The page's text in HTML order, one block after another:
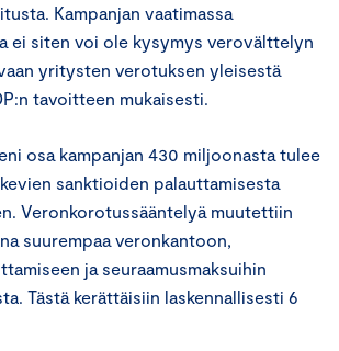
Kampanjan vaatimassa
ei siten voi ole kysymys verovälttelyn
yritysten verotuksen yleisestä
tavoitteen mukaisesti.
osa kampanjan 430 miljoonasta tulee
sanktioiden palauttamisesta
Veronkorotussääntelyä muutettiin
suurempaa veronkantoon,
ja seuraamusmaksuihin
Tästä kerättäisiin laskennallisesti 6